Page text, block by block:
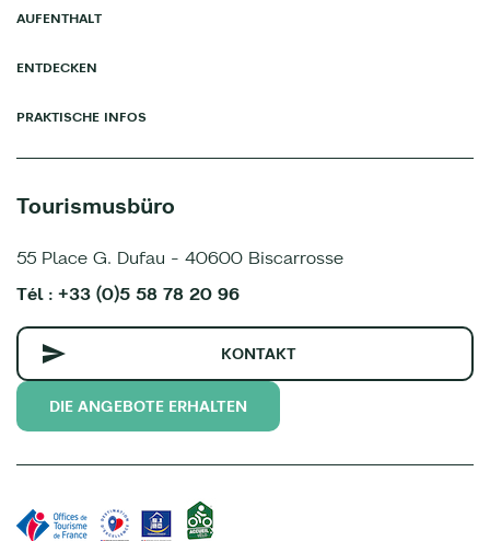
AUFENTHALT
ENTDECKEN
PRAKTISCHE INFOS
Tourismusbüro
55 Place G. Dufau - 40600 Biscarrosse
Tél : +33 (0)5 58 78 20 96
KONTAKT
DIE ANGEBOTE ERHALTEN